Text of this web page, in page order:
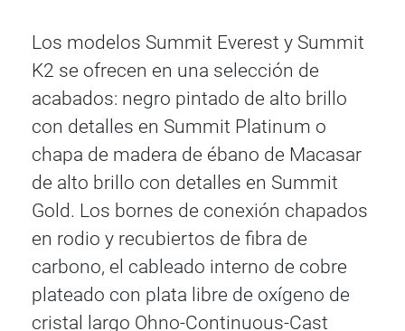
Los modelos Summit Everest y Summit
K2 se ofrecen en una selección de
acabados: negro pintado de alto brillo
con detalles en Summit Platinum o
chapa de madera de ébano de Macasar
de alto brillo con detalles en Summit
Gold. Los bornes de conexión chapados
en rodio y recubiertos de fibra de
carbono, el cableado interno de cobre
plateado con plata libre de oxígeno de
cristal largo Ohno-Continuous-Cast